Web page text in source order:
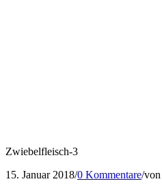
Zwiebelfleisch-3
15. Januar 2018/0 Kommentare/von